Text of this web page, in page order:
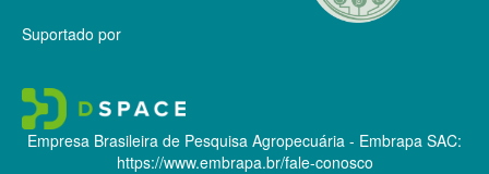
Suportado por
Empresa Brasileira de Pesquisa Agropecuária - Embrapa SAC:
https://www.embrapa.br/fale-conosco